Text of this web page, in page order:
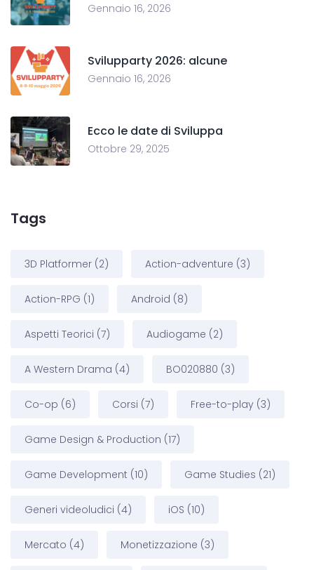
Gennaio 16, 2026
Svilupparty 2026: alcune
Gennaio 16, 2026
Ecco le date di Sviluppa
Ottobre 29, 2025
Tags
3D Platformer (2) Action-adventure (3)
Action-RPG (1) Android (8)
Aspetti Teorici (7) Audiogame (2)
A Western Drama (4) BO020880 (3)
Co-op (6) Corsi (7) Free-to-play (3)
Game Design & Production (17)
Game Development (10) Game Studies (21)
Generi videoludici (4) iOS (10)
Mercato (4) Monetizzazione (3)